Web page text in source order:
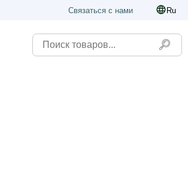
Связаться с нами Ru